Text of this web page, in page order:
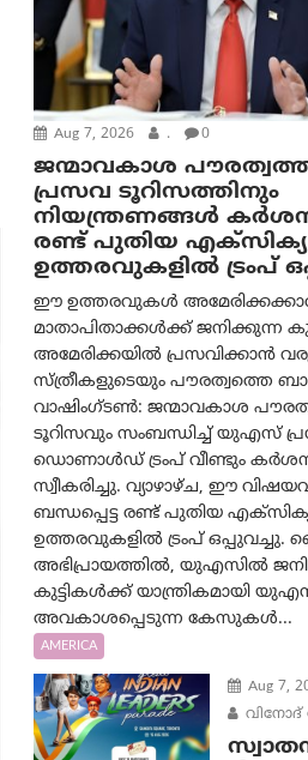
Aug 7, 2026 . 0
ജന്മാവകാശ
പ്രസവ ടൂറിസത്തിനും
നിയന്ത്രണങ്ങൾ
രണ്ട് പുതിയ
ഉത്തരവുകളിൽ ട്രംപ്
ഈ ഉത്തരവുകൾ
മാതാപിതാക്കൾക്ക് ജനിക്കുന്ന
അമേരിക്കയിൽ പ്രസവിക്കാൻ
സ്ത്രീകളുടെയും പൗരത്വത്തെ
വാഷിംഗ്ടണ്‍: ജന്മാവകാശ
ടൂറിസവും സംബന്ധിച്ച് യുഎസ്
ഡൊണാൾഡ് ട്രംപ് വീണ്ടും കർശന
സ്വീകരിച്ചു. വ്യാഴാഴ്ച, ഈ
ബന്ധപ്പെട്ട രണ്ട് പുതിയ
ഉത്തരവുകളിൽ ട്രംപ് ഒപ്പുവച്ചു.
അഭിപ്രായത്തിൽ, യുഎസിൽ
കുട്ടികൾക്ക് യാന്ത്രികമായി
അവകാശപ്പെടുന്ന കേസുകൾ...
AMERICA
Aug 7,